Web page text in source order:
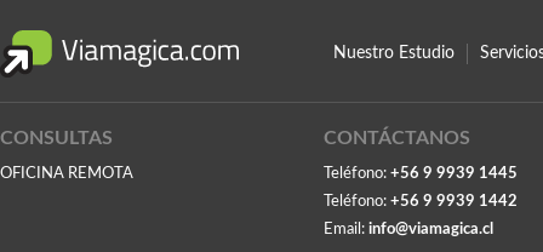
Nuestro Estudio
CONSULTAS
OFICINA REMOTA
CONTÁCTANOS
Teléfono: +56 9 9939 1445
Teléfono: +56 9 9939 1442
Email: info@viamagica.cl